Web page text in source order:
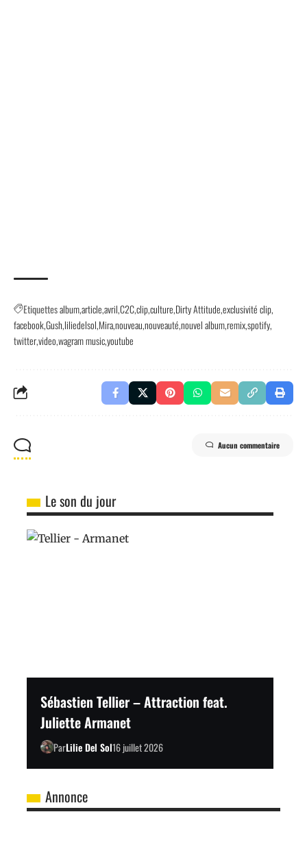
EtiquettesalbumarticleavrilC2Cclipculture Dirty Attitudeexclusivité clip
facebookGush liliedelsol Miranouveaunouveauténouvel albumremixspotify
twittervideowagram musicyoutube
Aucun commentaire
Le son du jour
Sébastien Tellier – Attraction feat.
Juliette Armanet
ParLilie Del Sol16 juillet 2026
Annonce